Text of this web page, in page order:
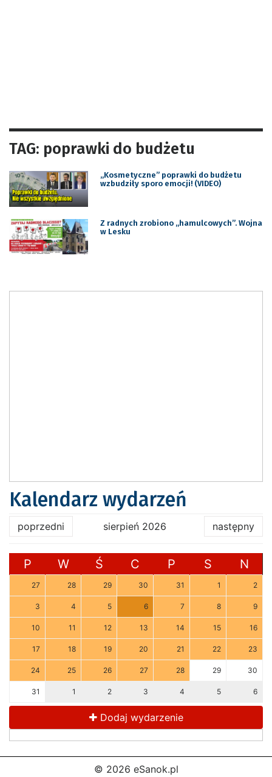
TAG: poprawki do budżetu
„Kosmetyczne” poprawki do budżetu
wzbudziły sporo emocji! (VIDEO)
Z radnych zrobiono „hamulcowych”. Wojna
w Lesku
Kalendarz wydarzeń
poprzedni sierpień 2026 następny
P W Ś C P S N
27 28 29 30 31 1 2
3 4 5 6 7 8 9
10 11 12 13 14 15 16
17 18 19 20 21 22 23
24 25 26 27 28 29 30
31 1 2 3 4 5 6
Dodaj wydarzenie
© 2026 eSanok.pl